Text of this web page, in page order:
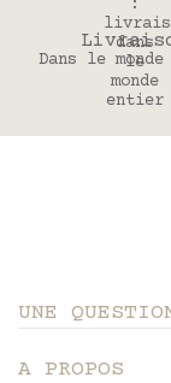
Dans le
UNE
A PROPOS